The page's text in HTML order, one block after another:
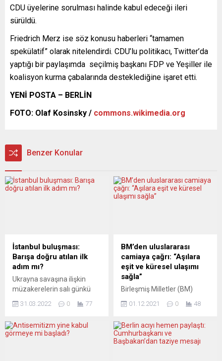
CDU üyelerine sorulması halinde kabul edeceği ileri
sürüldü.
Friedrich Merz ise söz konusu haberleri “tamamen
spekülatif” olarak nitelendirdi. CDU’lu politikacı, Twitter’da
yaptığı bir paylaşımda seçilmiş başkanı FDP ve Yeşiller ile
koalisyon kurma çabalarında desteklediğine işaret etti.
YENİ POSTA – BERLİN
FOTO: Olaf Kosinsky / commons.wikimedia.org
Benzer Konular
İstanbul buluşması:
Barışa doğru atılan ilk
adım mı?
Ukrayna savaşına ilişkin
müzakerelerin salı günkü
emareleri belirdi. Rusya,
azaltarak Ukrayna’nın
doğusuna odaklanmak
31.03.2022 0 77
BM’den uluslararası
camiaya çağrı: “Aşılara
eşit ve küresel ulaşımı
sağla”
Birleşmiş Milletler (BM)
koronavirüs (Covid-19)
ulaşımın sağlanması için
devletlere çağrıda bulundu.
01.12.2021 0 48